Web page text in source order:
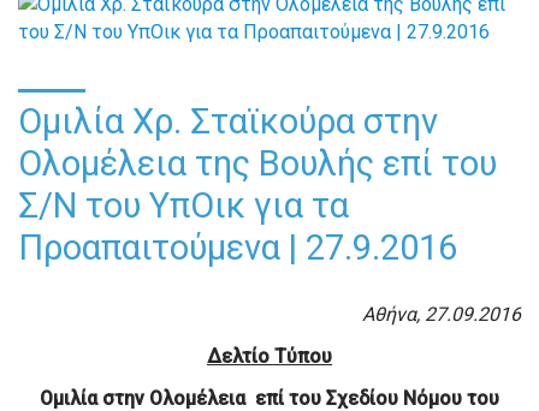
Ομιλία Χρ. Σταϊκούρα στην
Ολομέλεια της Βουλής επί του
Σ/Ν του ΥπΟικ για τα
Προαπαιτούμενα | 27.9.2016
Αθήνα, 27.09.2016
Δελτίο Τύπου
Oμιλία στην Ολομέλεια επί του Σχεδίου Νόμου του